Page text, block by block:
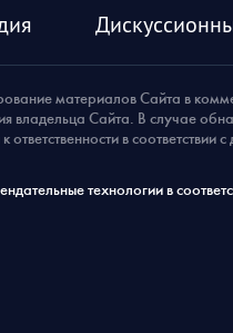
материалов Сайта в
владельца Сайта. В случае
в соответствии
технологии в